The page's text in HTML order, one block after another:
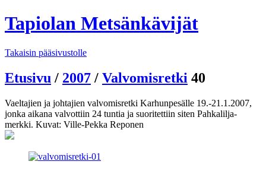
Tapiolan Metsänkävijät
Takaisin pääsivustolle
Etusivu / 2007 / Valvomisretki 40
Vaeltajien ja johtajien valvomisretki Karhunpesälle 19.-21.1.2007,
jonka aikana valvottiin 24 tuntia ja suoritettiin siten Pahkalilja-
merkki. Kuvat: Ville-Pekka Reponen